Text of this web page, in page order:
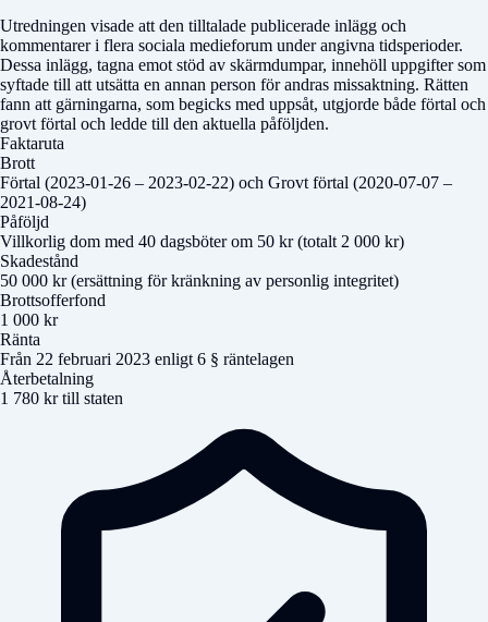
Utredningen visade att den tilltalade publicerade inlägg och
kommentarer i flera sociala medieforum under angivna tidsperioder.
Dessa inlägg, tagna emot stöd av skärmdumpar, innehöll uppgifter som
syftade till att utsätta en annan person för andras missaktning. Rätten
fann att gärningarna, som begicks med uppsåt, utgjorde både förtal och
grovt förtal och ledde till den aktuella påföljden.
Faktaruta
Brott
Förtal (2023-01-26 – 2023-02-22) och Grovt förtal (2020-07-07 –
2021-08-24)
Påföljd
Villkorlig dom med 40 dagsböter om 50 kr (totalt 2 000 kr)
Skadestånd
50 000 kr (ersättning för kränkning av personlig integritet)
Brottsofferfond
1 000 kr
Ränta
Från 22 februari 2023 enligt 6 § räntelagen
Återbetalning
1 780 kr till staten